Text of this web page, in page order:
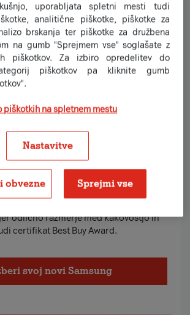
poletne
ugodnosti!
novem Samsung telefonu, je zdaj pravi
modelov prejmeš prve 3 obroke
naprave brezplačno.
odlično razmerje med kakovostjo in
certifikat Best Buy Award.
svoj novi Samsung
uporabljata spletni mesti tudi
analitične piškotke, piškotke za
brskanja ter piškotke za družbena
na gumb "Sprejmem vse" soglašate z
piškotkov. Za izbiro opredelitev do
piškotkov pa kliknite gumb
piškotkih na spletnem mestu
Nastavitve
obvezne Sprejmi vse